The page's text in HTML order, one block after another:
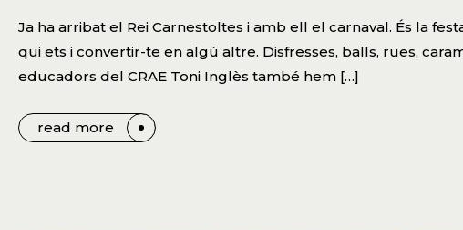
Ja ha arribat el Rei Carnestoltes i amb ell el carnaval. És la
qui ets i convertir-te en algú altre. Disfresses, balls, rues,
educadors del CRAE Toni Inglès també hem […]
read more